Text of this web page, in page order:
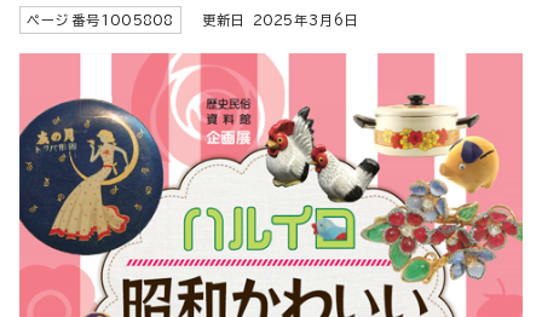
ページ番号1005808 更新日 2025年3月6日